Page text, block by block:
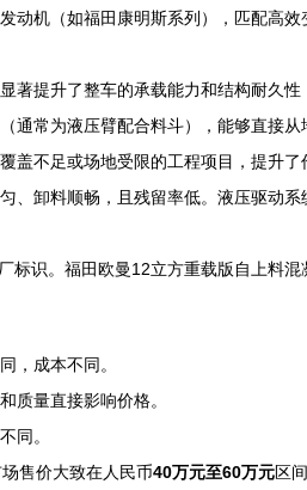
动机（如福田康明斯系列），匹配高
著提升了整车的承载能力和结构耐久
通常为液压臂配合料斗），能够直接
不足或场地受限的工程项目，提升了
、卸料顺畅，且残留率低。液压驱动系
识。福田欧曼12立方重载版自上料
，成本不同。
质量直接影响价格。
同。
售价大致在人民币40万元至60万元区